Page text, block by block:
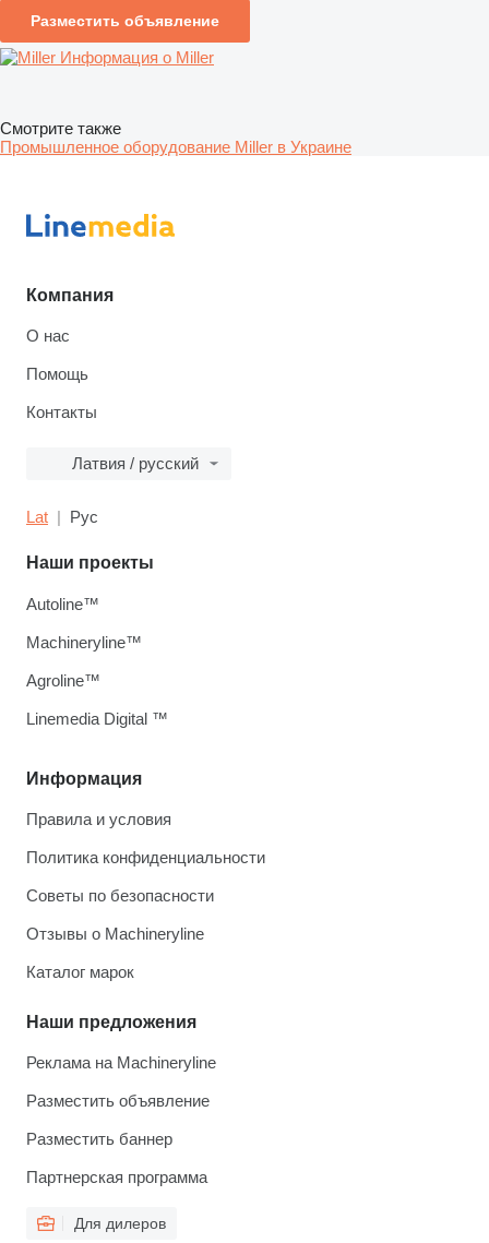
Разместить объявление
Информация о Miller
Смотрите также
Промышленное оборудование Miller в Украине
Компания
О нас
Помощь
Контакты
Латвия / русский
Lat Рус
Информация
Правила и условия
Политика конфиденциальности
Советы по безопасности
Отзывы о Machineryline
Каталог марок
Наши предложения
Реклама на Machineryline
Разместить объявление
Разместить баннер
Партнерская программа
Для дилеров
Наши проекты
Autoline™
Machineryline™
Agroline™
Linemedia Digital ™